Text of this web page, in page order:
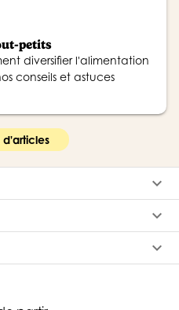
petits
diversifier l'alimentation
conseils et astuces
d'articles
keyboard_arrow_down
keyboard_arrow_down
keyboard_arrow_down